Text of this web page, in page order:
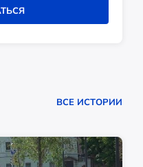
ВСЕ ИСТОРИИ